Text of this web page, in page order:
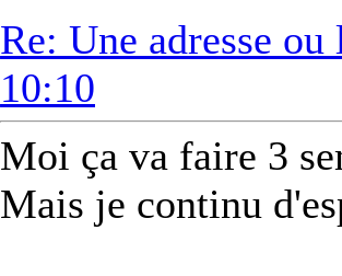
Re: Une adresse
10:10
Moi ça va faire 3
Mais je continu